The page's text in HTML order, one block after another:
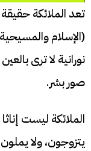
تعد الملائكة حقيقة
(الإسلام
نورانية لا ترى
صور بشر.
الملائكة ليست
يتزوجون، ولا